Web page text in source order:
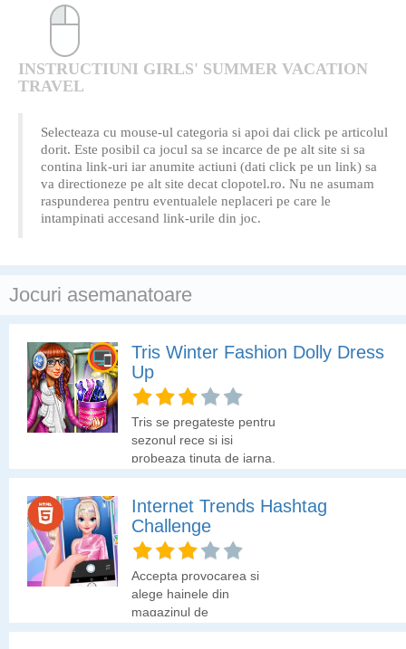
INSTRUCTIUNI GIRLS' SUMMER VACATION
TRAVEL
Selecteaza cu mouse-ul categoria si apoi dai click pe articolul
dorit. Este posibil ca jocul sa se incarce de pe alt site si sa
contina link-uri iar anumite actiuni (dati click pe un link) sa
va directioneze pe alt site decat clopotel.ro. Nu ne asumam
raspunderea pentru eventualele neplaceri pe care le
intampinati accesand link-urile din joc.
Jocuri asemanatoare
Tris Winter Fashion Dolly Dress
Up
Tris se pregateste pentru
sezonul rece si isi
probeaza tinuta de iarna.
Esti curios sa vezi ce se
garderoba?
Internet Trends Hashtag
Challenge
Accepta provocarea si
alege hainele din
magazinul de
imbracaminte in functie